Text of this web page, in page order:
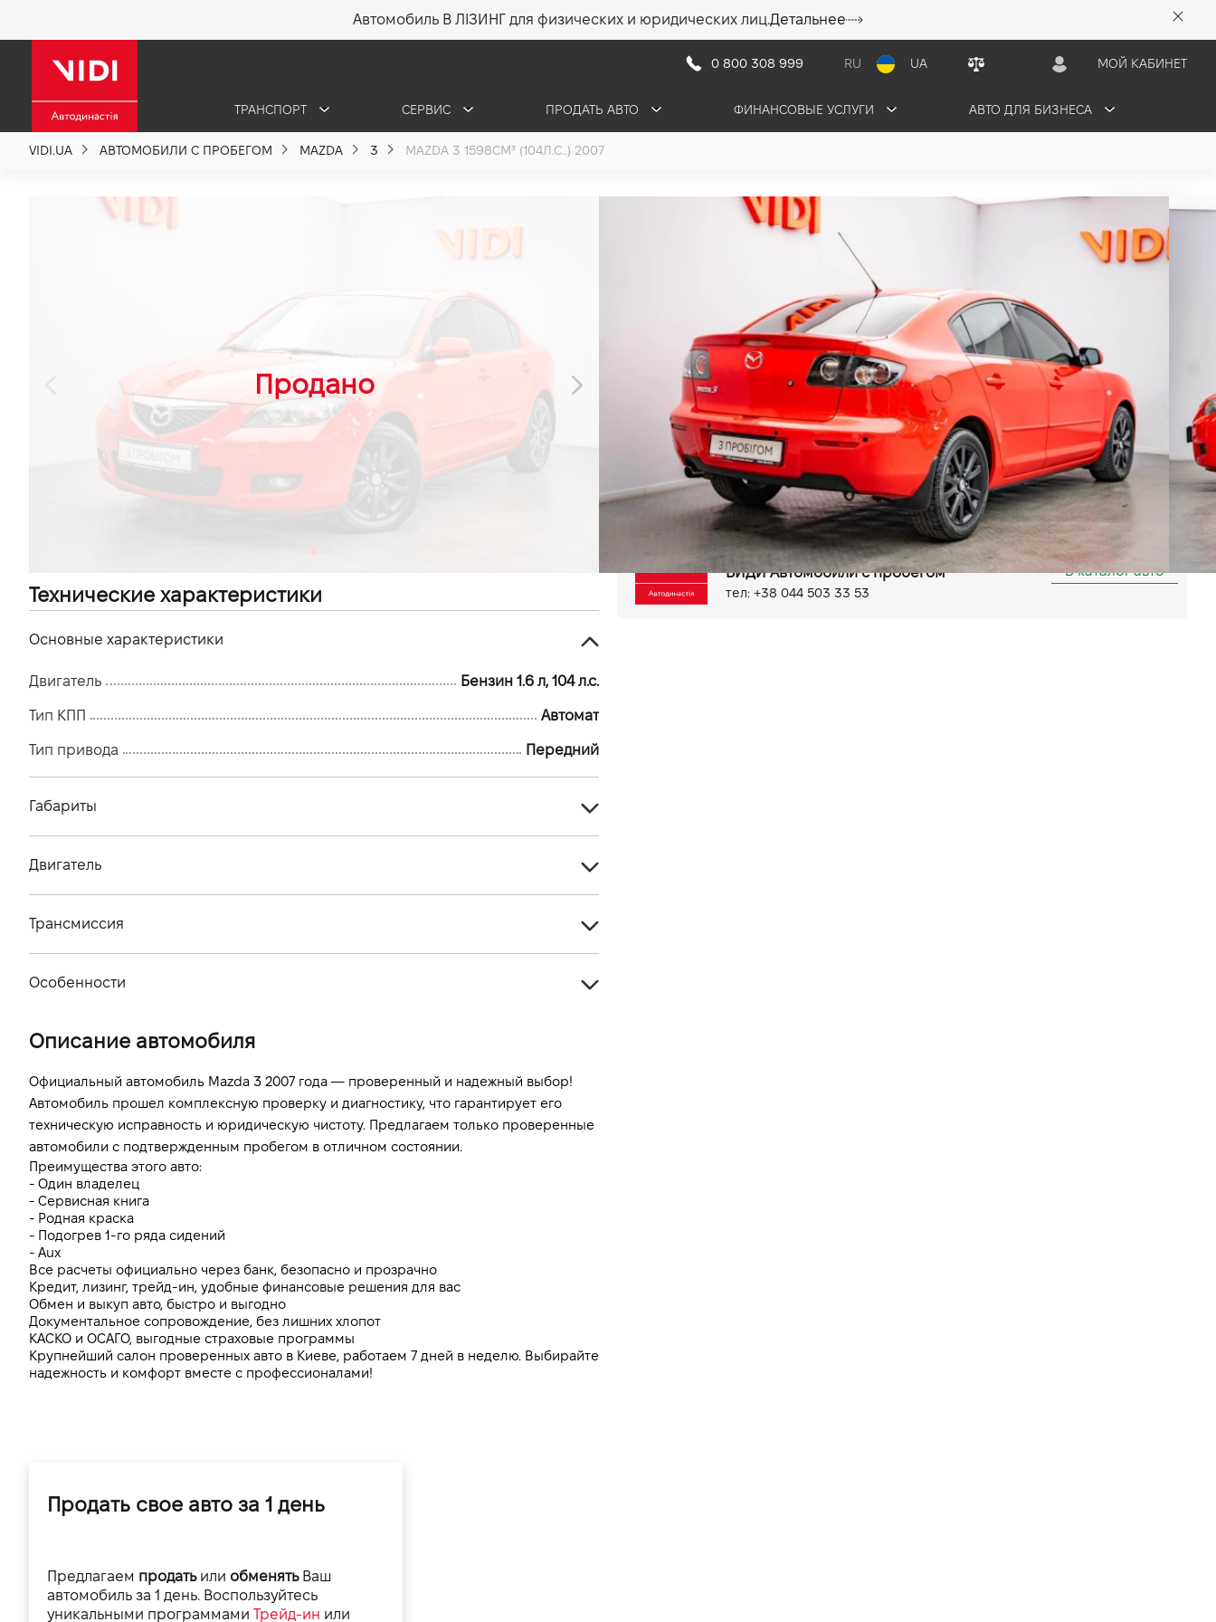
Автомобиль В ЛІЗИНГ для физических и юридических лиц.Детальнее
0 800 308 999 RU UA МОЙ КАБИНЕТ
ТРАНСПОРТ СЕРВИС ПРОДАТЬ АВТО ФИНАНСОВЫЕ УСЛУГИ АВТО ДЛЯ БИЗНЕСА
VIDI.UA АВТОМОБИЛИ С ПРОБЕГОМ MAZDA 3 MAZDA 3 1598СМ³ (104Л.С..) 2007
1.6 (104 л.с.) 2007
5 150 грн/мес
ПРОДАНО
111 тыс.км Бензин, 1.6 л Автомат Передний
Бортовий комп'ютер
Електропривід дзеркал
Мультифункціональне кермо
Парктронік задній
Протитуманні фари
Киев, ул. Большая Кольцевая, 58
ВИДИ Автомобили с пробегом
тел: +38 044 503 33 53
В каталог авто
Технические характеристики
Основные характеристики
Двигатель Бензин 1.6 л, 104 л.с.
Тип КПП Автомат
Тип привода Передний
Габариты
Количество мест, шт
Двигатель
Объем двигателя (см.куб.)
Расход топлива, л/100 км (смешанный)
Выбросы CO2, г/км (смешанный)
Динамика разгона 0-100 км/ч
Трансмиссия
Особенности
Описание автомобиля
Официальный автомобиль Mazda 3 2007 года — проверенный и надежный выбор!
Автомобиль прошел комплексную проверку и диагностику, что гарантирует его
техническую исправность и юридическую чистоту. Предлагаем только проверенные
автомобили с подтвержденным пробегом в отличном состоянии.
Преимущества этого авто:
- Один владелец
- Сервисная книга
- Родная краска
- Подогрев 1-го ряда сидений
- Aux
Все расчеты официально через банк, безопасно и прозрачно
Кредит, лизинг, трейд-ин, удобные финансовые решения для вас
Обмен и выкуп авто, быстро и выгодно
Документальное сопровождение, без лишних хлопот
КАСКО и ОСАГО, выгодные страховые программы
Крупнейший салон проверенных авто в Киеве, работаем 7 дней в неделю. Выбирайте
надежность и комфорт вместе с профессионалами!
Продать свое авто за 1 день
Предлагаем продатьили обменятьВаш
автомобиль за 1 день. Воспользуйтесь
уникальными программами Трейд-ин или
О компании
VIDI Карьера
Контакты